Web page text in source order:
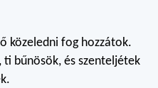
közeledni fog hozzátok.
bűnösök, és szenteljétek